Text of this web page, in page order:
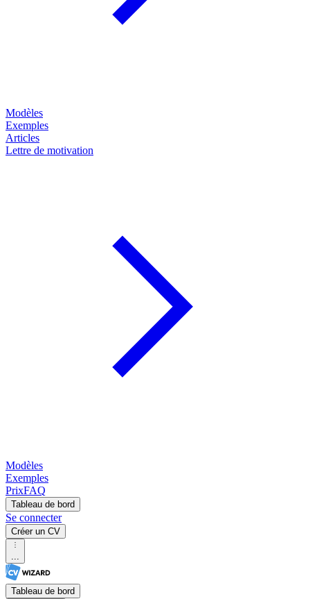
Modèles
Exemples
Articles
Lettre de motivation
Modèles
Exemples
PrixFAQ
Tableau de bord
Se connecter
Créer un CV
...
Tableau de bord